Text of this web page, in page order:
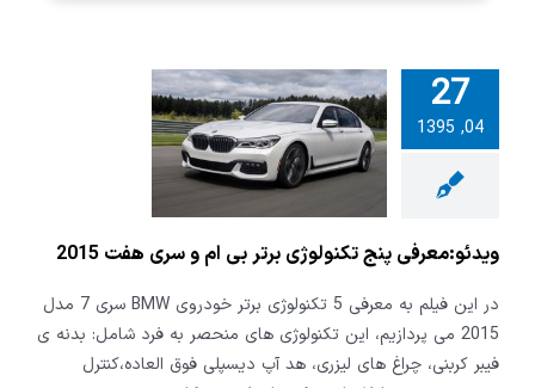
27
04, 1395پنج
ویدئو:معرفی پنج تکنولوژی برتر بی ام و سری هفت 2015
در این فیلم به معرفی 5 تکنولوژی برتر خودروی BMW سری 7 مدل
2015 می پردازیم، این تکنولوژی های منحصر به فرد شامل: بدنه ی
فیبر کربنی، چراغ های لیزری، هد آپ دیسپلی فوق العاده،کنترل